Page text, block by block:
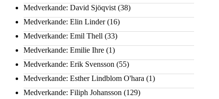
Medverkande: David Sjöqvist (38)
Medverkande: Elin Linder(16)
Medverkande: Emil Thell (33)
Medverkande: Emilie Ihre (1)
Medverkande: Erik Svensson (55)
Medverkande: Esther Lindblom O'hara (1)
Medverkande: Filiph Johansson (129)